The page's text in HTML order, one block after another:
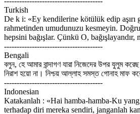
Turkish
De k i: «Ey kendilerine kötülük edip aşırı
rahmetinden umudunuzu kesmeyin.
hepsini bağışlar. Çünkü O, bağışlayandır,
---------------------------------------
Bengali
বলুন, হে আমার বান্দাগণ যারা নিজেদের উপর যুলুম
নিরাশ হয়ো না। নিশ্চয় আল্লাহ সমস্ত গোনাহ মাফ
---------------------------------------
Indonesian
Katakanlah : «Hai hamba-hamba-Ku
terhadap diri mereka sendiri, janganlah